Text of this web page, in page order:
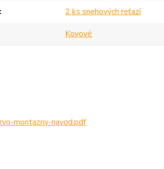
2 ks snehových reťazí
Kovové
montazny-navod.pdf